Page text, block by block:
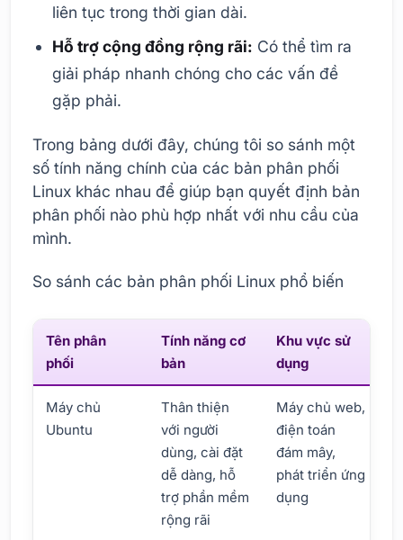
liên tục trong thời gian dài.
Hỗ trợ cộng đồng rộng rãi: Có thể tìm ra
giải pháp nhanh chóng cho các vấn đề
gặp phải.
Trong bảng dưới đây, chúng tôi so sánh một
số tính năng chính của các bản phân phối
Linux khác nhau để giúp bạn quyết định bản
phân phối nào phù hợp nhất với nhu cầu của
mình.
So sánh các bản phân phối Linux phổ biến
Tên phân
phối
Tính năng cơ
bản
Khu vực sử
dụng
Máy chủ
Ubuntu
Thân thiện
với người
dùng, cài đặt
dễ dàng, hỗ
trợ phần mềm
rộng rãi
Máy chủ web,
điện toán
đám mây,
phát triển ứng
dụng